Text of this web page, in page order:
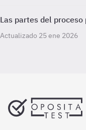
Las partes del proceso
Actualizado 25 ene 2026